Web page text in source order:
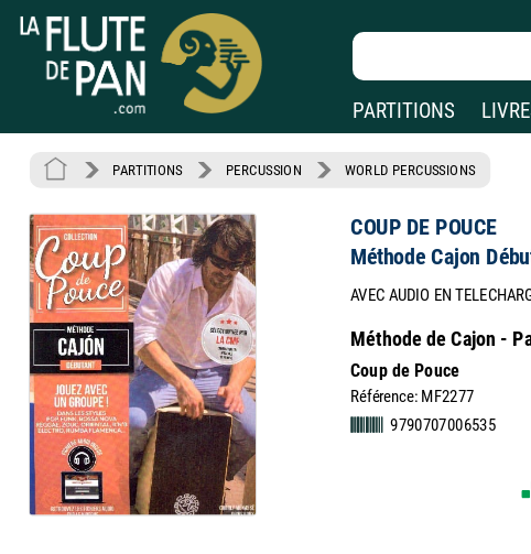
PARTITIONS
PARTITIONS PERCUSSION WORLD PERCUSSIONS
COUP DE POUCE
Méthode Cajon
AVEC AUDIO EN
Méthode de Cajon -
Coup de Pouce
Référence: MF2277
9790707006535